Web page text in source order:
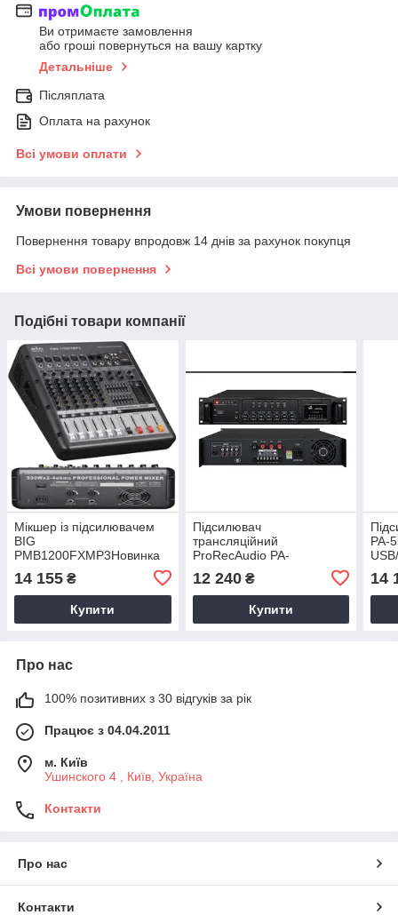
Ви отримаєте замовлення
або гроші повернуться на вашу картку
Детальніше
Післяплата
Оплата на рахунок
Всі умови оплати
Умови повернення
Повернення товару впродовж 14 днів за рахунок покупця
Всі умови повернення
Подібні товари компанії
Мікшер із підсилювачем
BIG
PMB1200FXMP3Новинка
14 155 ₴
Купити
Підсилювач
трансляційний
ProRecAudio PA-
5350USBD, 350Вт, USB/SD
( 6 зон регулювання)
12 240₴
Купити
PA-
14
Про нас
100% позитивних з 30 відгуків за рік
Працює з 04.04.2011
м. Київ
Ушинского 4 , Київ, Україна
Контакти
Про нас
Контакти